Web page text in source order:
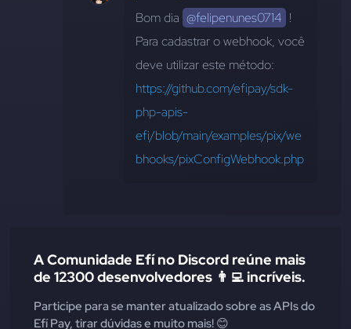
Bom dia @felipenunes0714 !
Para cadastrar o webhook, você
https://github.com/efipay/sdk-
php-apis-
efi/blob/main/examples/pix/we
bhooks/pixConfigWebhook.php
A Comunidade Efí no Discord reúne mais
de 12300 desenvolvedores 👨‍💻 incríveis.
Participe para se manter atualizado sobre as APIs do
Efí Pay, tirar dúvidas e muito mais! 😊